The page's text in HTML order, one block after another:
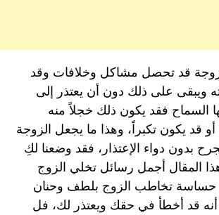
قد تحصل مشاكل وخلافات وقد
ويبقى على ذلك دون أن يعتذر إلى
السماح فقد يكون ذلك خجلاً منه
أو قد يكون تكبراً، وهذا ما يجعل الزوجة
بدون دواء الإعتذار، فقد وضعنا لكِ
المقال أجمل رسائل تخلي الزوج
حساسة تخاطب الزوج بلطف وحنان
قد أخطأ في حقك ويعتذر لك، فل